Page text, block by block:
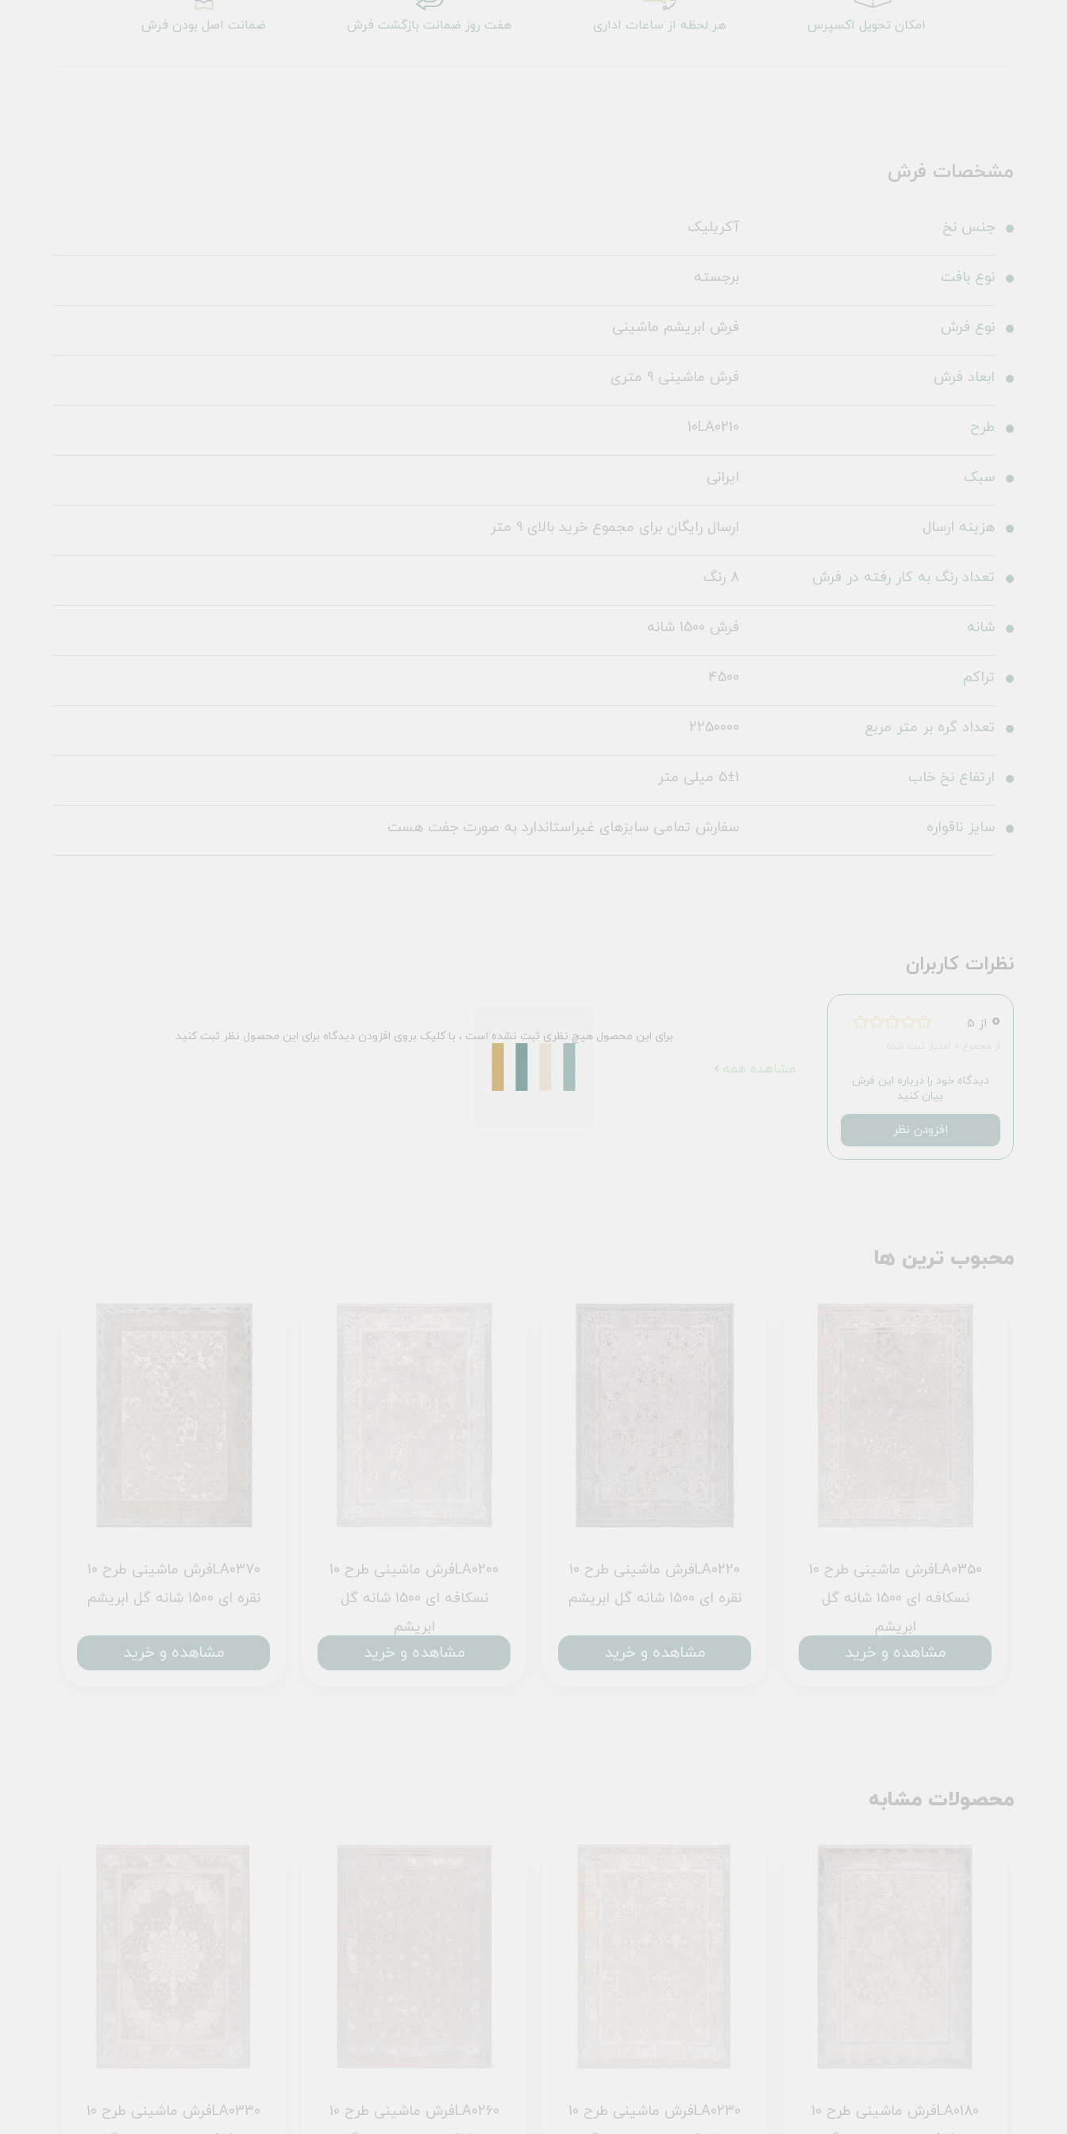
امکان تحویل اکسپرس هر لحظه از ساعات اداری هفت روز ضمانت بازگشت فرش ضمانت اصل بودن فرش
مشخصات فرش
جنس نخ آکریلیک
نوع بافت برجسته
نوع فرش فرش ابریشم ماشینی
ابعاد فرش فرش ماشینی 9 متری
طرح 10LA0210
سبک ایرانی
هزینه ارسال ارسال رایگان برای مجموع خرید بالای 9 متر
تعداد رنگ به کار رفته در فرش 8 رنگ
شانه فرش 1500 شانه
تراکم 4500
تعداد گره بر متر مربع 2250000
ارتفاع نخ خاب 5±1 میلی متر
سایز ناقواره سفارش تمامی سایزهای غیراستاندارد به صورت جفت هست
نظرات کاربران
0 از 5
دیدگاه خود را درباره این فرش
بیان کنید
افزودن نظر
برای این محصول هیچ نظری ثبت نشده است ، با کلیک بروی افزودن دیدگاه برای این محصول نظر ثبت کنید
مشاهده همه
محبوب ترین ها
فرش ماشینی طرح 10LA0370
نقره ای 1500 شانه گل ابریشم
مشاهده و خرید
فرش ماشینی طرح 10LA0200
نسکافه ای 1500 شانه گل
ابریشم
مشاهده و خرید
فرش ماشینی طرح 10LA0220
نقره ای 1500 شانه گل ابریشم
مشاهده و خرید
فرش ماشینی طرح 10LA0350
نسکافه ای 1500 شانه گل
ابریشم
مشاهده و خرید
محصولات مشابه
فرش ماشینی طرح 10LA0330
فرش ماشینی طرح 10LA0260
فرش ماشینی طرح 10LA0230
فرش ماشینی طرح 10LA0180